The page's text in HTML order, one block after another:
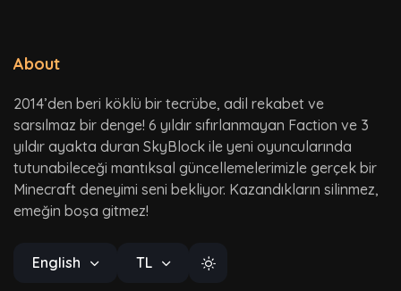
About
2014’den beri köklü bir tecrübe, adil rekabet ve
sarsılmaz bir denge! 6 yıldır sıfırlanmayan Faction ve 3
yıldır ayakta duran SkyBlock ile yeni oyuncularında
tutunabileceği mantıksal güncellemelerimizle gerçek bir
Minecraft deneyimi seni bekliyor. Kazandıkların silinmez,
emeğin boşa gitmez!
English TL